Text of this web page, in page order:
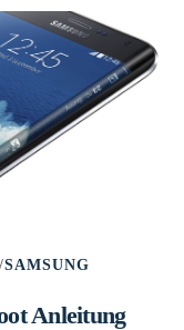
/SAMSUNG
Anleitung